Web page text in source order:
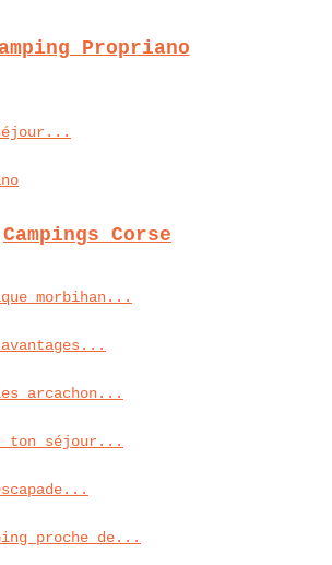
Propriano
Campings Corse
morbihan...
arcachon...
ton séjour...
proche de...